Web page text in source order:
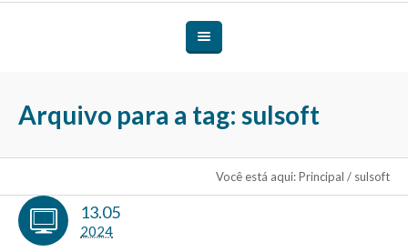
Arquivo para a tag: sulsoft
Você está aqui:Principal / sulsoft
13.05
2024